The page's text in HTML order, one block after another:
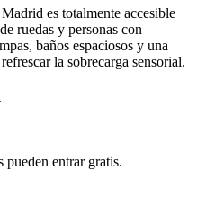
es totalmente accesible
ruedas y personas con
baños espaciosos y una
la sobrecarga sensorial.
pueden entrar gratis.